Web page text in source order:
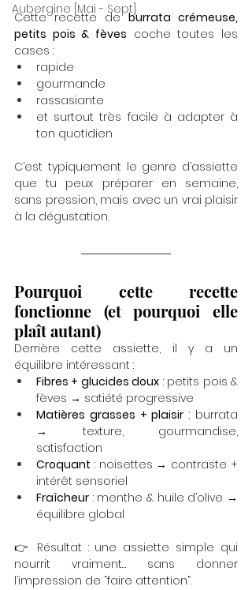
Aubergine [Mai - Sept]
Cette recette de burrata crémeuse,
petits pois & fèves coche toutes les
cases :
rapide
gourmande
rassasiante
et surtout très facile à adapter à
ton quotidien
C’est typiquement le genre d’assiette
que tu peux préparer en semaine,
sans pression, mais avec un vrai plaisir
à la dégustation.
Pourquoi cette recette
fonctionne (et pourquoi elle
plaît autant)
Derrière cette assiette, il y a un
équilibre intéressant :
Fibres + glucides doux : petits pois &
fèves → satiété progressive
Matières grasses + plaisir : burrata
→ texture, gourmandise,
satisfaction
Croquant : noisettes → contraste +
intérêt sensoriel
Fraîcheur : menthe & huile d’olive →
équilibre global
👉 Résultat : une assiette simple qui
nourrit vraiment… sans donner
l’impression de “faire attention”.